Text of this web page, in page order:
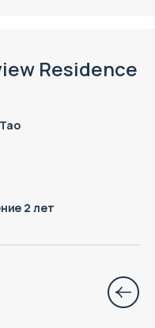
Residence
2 лет